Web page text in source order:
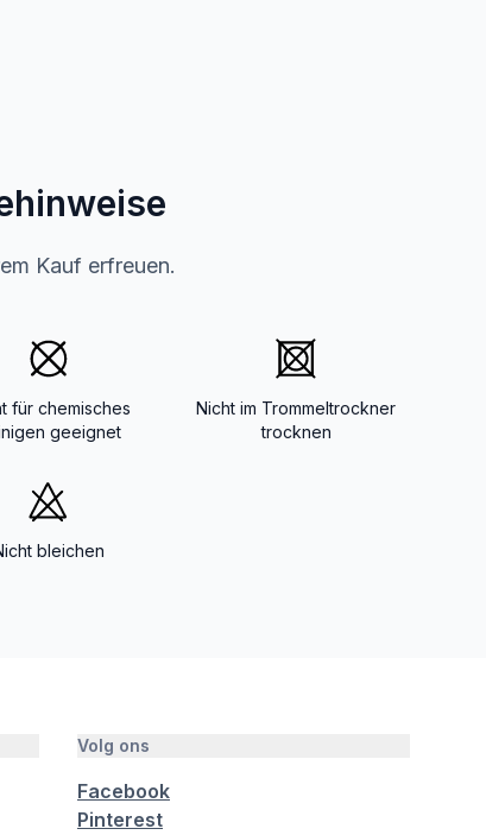
Kauf erfreuen.
für chemisches
geeignet
Nicht im Trommeltrockner
trocknen
bleichen
Volg ons
Facebook
Pinterest